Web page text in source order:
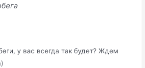
у вас всегда так будет? Ждем